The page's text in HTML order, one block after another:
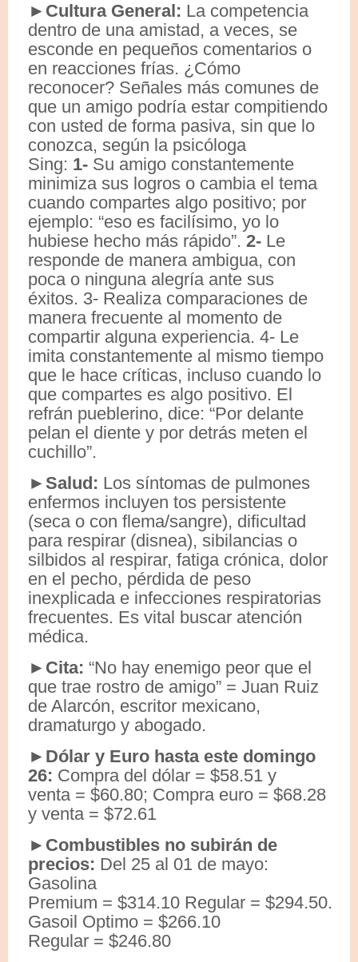
►Cultura General: La competencia
dentro de una amistad, a veces, se
esconde en pequeños comentarios o
en reacciones frías. ¿Cómo
reconocer? Señales más comunes de
que un amigo podría estar compitiendo
con usted de forma pasiva, sin que lo
conozca, según la psicóloga
Sing: 1- Su amigo constantemente
minimiza sus logros o cambia el tema
cuando compartes algo positivo; por
ejemplo: “eso es facilísimo, yo lo
hubiese hecho más rápido”. 2- Le
responde de manera ambigua, con
poca o ninguna alegría ante sus
éxitos. 3- Realiza comparaciones de
manera frecuente al momento de
compartir alguna experiencia. 4- Le
imita constantemente al mismo tiempo
que le hace críticas, incluso cuando lo
que compartes es algo positivo. El
refrán pueblerino, dice: “Por delante
pelan el diente y por detrás meten el
cuchillo”.
►Salud: Los síntomas de pulmones
enfermos incluyen tos persistente
(seca o con flema/sangre), dificultad
para respirar (disnea), sibilancias o
silbidos al respirar, fatiga crónica, dolor
en el pecho, pérdida de peso
inexplicada e infecciones respiratorias
frecuentes. Es vital buscar atención
médica.
►Cita: “No hay enemigo peor que el
que trae rostro de amigo” = Juan Ruiz
de Alarcón, escritor mexicano,
dramaturgo y abogado.
►Dólar y Euro hasta este domingo
26: Compra del dólar = $58.51 y
venta = $60.80; Compra euro = $68.28
y venta = $72.61
►Combustibles no subirán de
precios: Del 25 al 01 de mayo:
Gasolina
Premium = $314.10 Regular = $294.50.
Gasoil Optimo = $266.10
Regular = $246.80